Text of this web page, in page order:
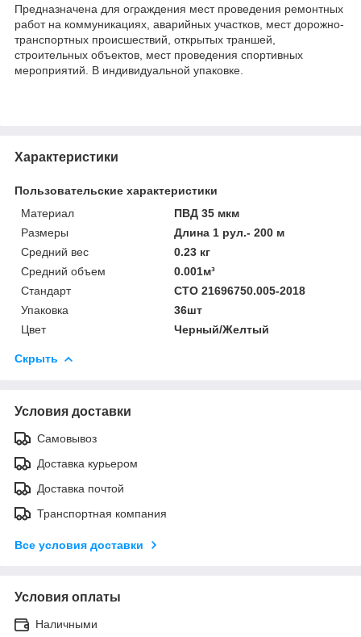
Предназначена для ограждения мест проведения ремонтных
работ на коммуникациях, аварийных участков, мест дорожно-
транспортных происшествий, открытых траншей,
строительных объектов, мест проведения спортивных
мероприятий. В индивидуальной упаковке.
Характеристики
Пользовательские характеристики
Материал
ПВД 35 мкм
Размеры
Длина 1 рул.- 200 м
Средний вес
0.23 кг
Средний объем
0.001м³
Стандарт
СТО 21696750.005-2018
Упаковка
36шт
Цвет
Черный/Желтый
Скрыть
Условия доставки
Самовывоз
Доставка курьером
Доставка почтой
Транспортная компания
Все условия доставки
Условия оплаты
Наличными